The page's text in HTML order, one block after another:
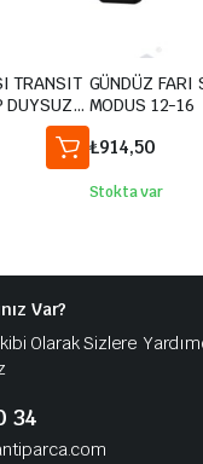
TRANSIT GÜNDÜZ FARI
MODUS 12-16
₺914,50
Stokta var
Var?
Olarak Sizlere
34